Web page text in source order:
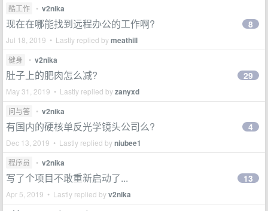
酷工作 • v2nika
现在在哪能找到远程办公的工作啊?
Jul 18, 2019 • Lastly replied bymeathill
8
健身 • v2nika
肚子上的肥肉怎么减?
May 31, 2019 • Lastly replied byzanyxd
29
问与答 • v2nika
有国内的硬核单反光学镜头公司么?
Dec 13, 2019 • Lastly replied byniubee1
4
程序员 • v2nika
写了个项目不敢重新启动了...
Apr 5, 2019 • Lastly replied byv2nika
13